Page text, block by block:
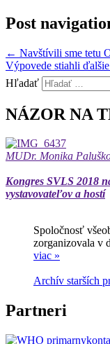
Post
← Navštívili sme tetu
Výpovede stiahli
Hľadať
NÁZOR NA
MUDr. Monika
Kongres SVLS 2018
vystavovateľov a hostí
Spoločnosť
zorganizovala v
viac »
Archív starších
Partneri